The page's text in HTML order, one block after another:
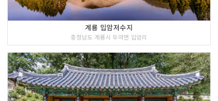
계룡 입암저수지
충청남도 계룡시 두마면 입암리